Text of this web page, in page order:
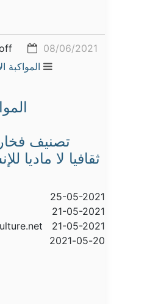
08/06/2021
المواكبة
تصنيف
ثقافيا لا ماديا
25-05-2021
21-05-2021
20-05-2021